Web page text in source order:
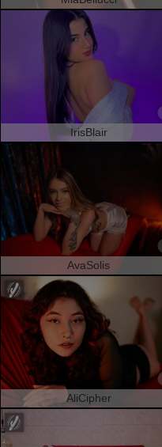
IrisBlair
AvaSolis
AliCipher